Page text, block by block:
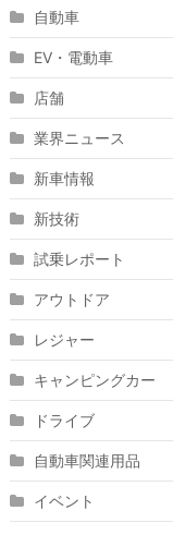
自動車
EV・電動車
店舗
業界ニュース
新車情報
新技術
試乗レポート
アウトドア
レジャー
キャンピングカー
ドライブ
自動車関連用品
イベント